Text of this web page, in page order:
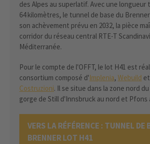
des Alpes au superlatif. Avec une
64 kilomètres, le tunnel de base du
son achèvement prévu en 2032, la pièce
corridor du réseau central RTE-T
Méditerranée.
Pour le compte de l'OFFT, le lot H41 est
consortium composé d'Implenia, Webuild et
Costruzioni. Il se situe dans la zone nord
gorge de Still d'Innsbruck au nord et Pfons
VERS LA RÉFÉRENCE : TUNNEL DE
BRENNER LOT H41